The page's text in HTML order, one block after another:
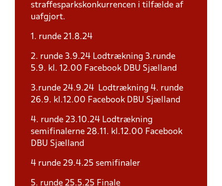
straffesparkskonkurrencen i tilfælde af
uafgjort.
1. runde 21.8.24
2. runde 3.9.24 Lodtrækning 3.runde
5.9. kl. 12.00 Facebook DBU Sjælland
3.runde 24.9.24 Lodtrækning 4. runde
26.9. kl.12.00 Facebook DBU Sjælland
4. runde 23.10.24 Lodtrækning
semifinalerne 28.11. kl.12.00 Facebook
DBU Sjælland
4 runde 29.4.25 semifinaler
5. runde 25.5.25 Finale